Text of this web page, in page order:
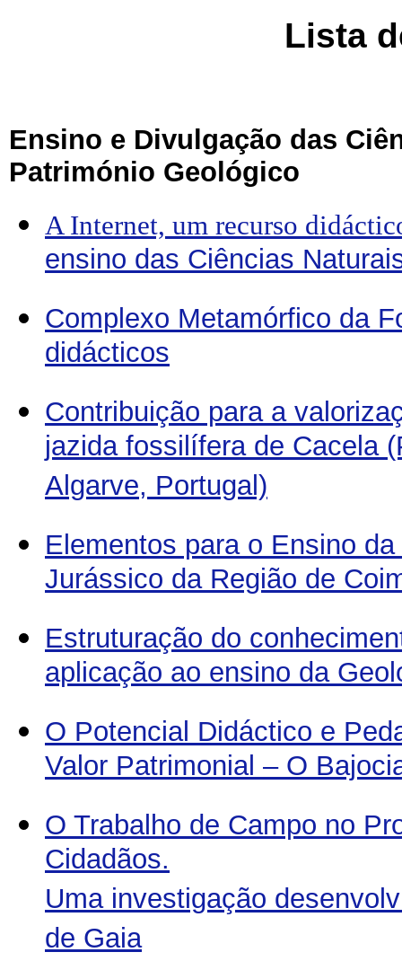
Lista
Ensino e Divulgação das
Património Geológico
A Internet, um recurso
ensino das Ciências
Complexo Metamórfico da
didácticos
Contribuição para a
jazida fossilífera de Cacela
Algarve, Portugal)
Elementos para o Ensino
Jurássico da Região de
Estruturação do
aplicação ao ensino da
O Potencial Didáctico e
Valor Patrimonial – O
O Trabalho de Campo no
Cidadãos.
Uma investigação
de Gaia